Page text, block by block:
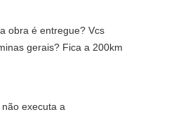
obra é entregue? Vcs
gerais? Fica a 200km
executa a